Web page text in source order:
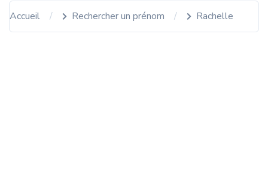
Accueil Rechercher un prénom Rachelle